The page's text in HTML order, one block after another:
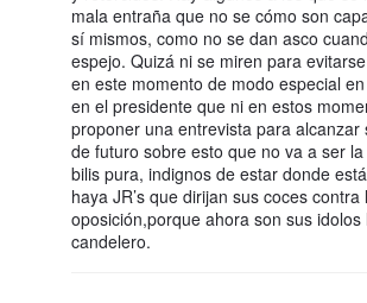
mala entraña que no se cómo son
sí mismos, como no se dan asco
espejo. Quizá ni se miren para
en este momento de modo especial
en el presidente que ni en estos
proponer una entrevista para alcanzar
de futuro sobre esto que no va a ser
bilis pura, indignos de estar donde
haya JR’s que dirijan sus coces contra
oposición,porque ahora son sus
candelero.